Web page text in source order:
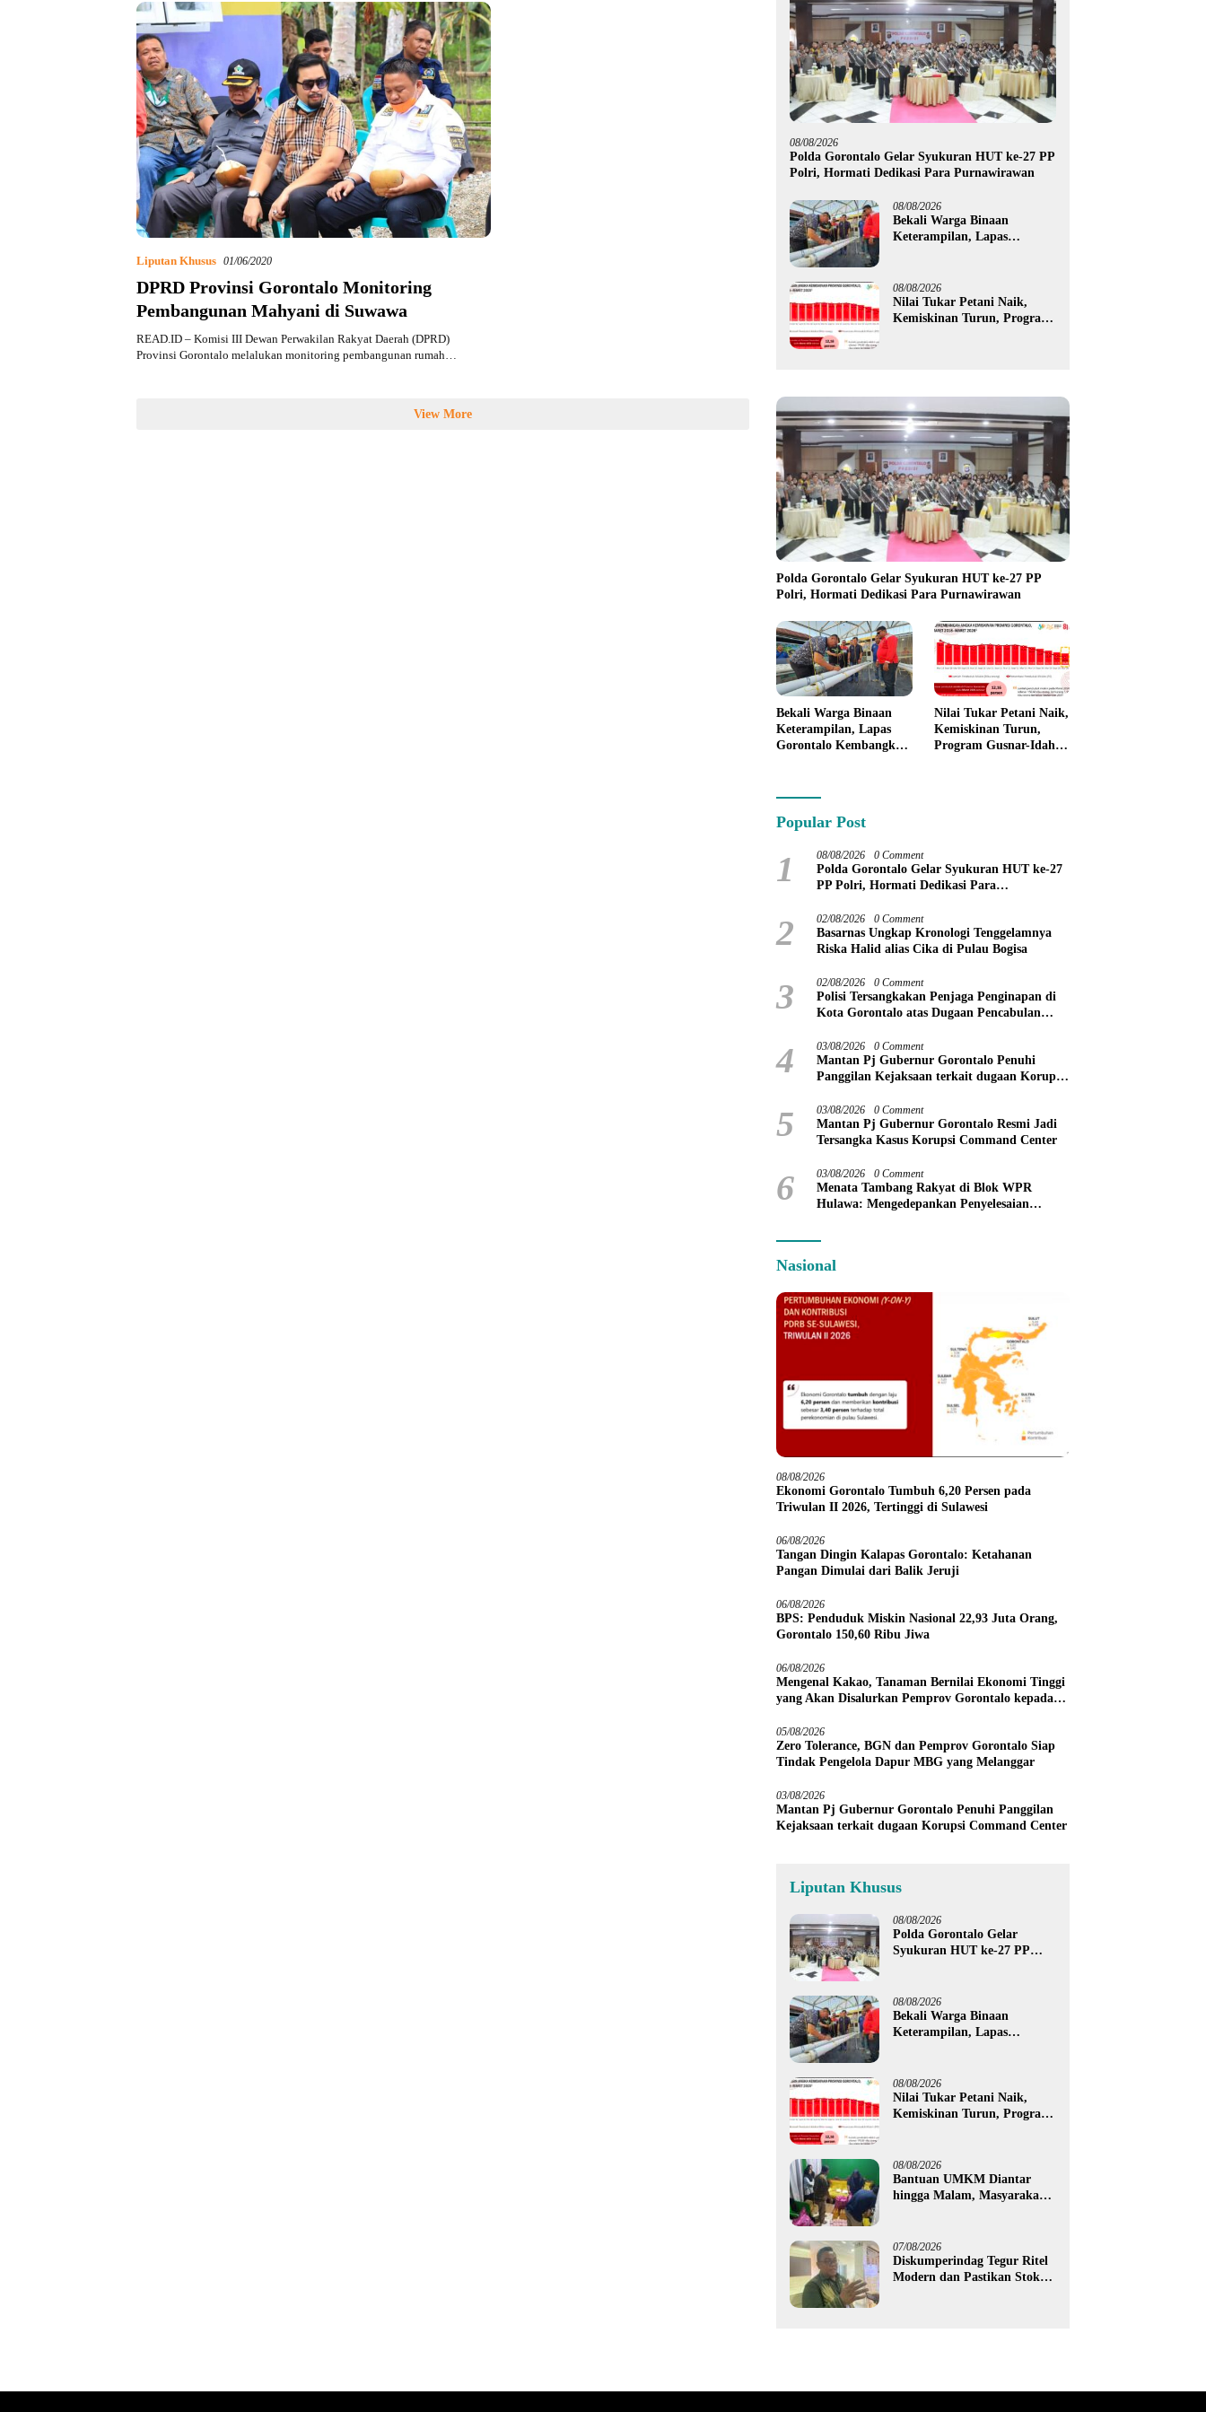
Liputan Khusus 01/06/2020
DPRD Provinsi Gorontalo Monitoring
Pembangunan Mahyani di Suwawa
READ.ID – Komisi III Dewan Perwakilan Rakyat Daerah (DPRD)
Provinsi Gorontalo melalukan monitoring pembangunan rumah…
View More
08/08/2026
Polda Gorontalo Gelar Syukuran HUT ke-27 PP
Polri, Hormati Dedikasi Para Purnawirawan
08/08/2026
Bekali Warga Binaan
Keterampilan, Lapas
08/08/2026
Nilai Tukar Petani Naik,
Kemiskinan Turun, Program
Polda Gorontalo Gelar Syukuran HUT ke-27 PP
Polri, Hormati Dedikasi Para Purnawirawan
Bekali Warga Binaan
Keterampilan, Lapas
Gorontalo Kembangkan
Nilai Tukar Petani Naik,
Kemiskinan Turun,
Program Gusnar-Idah
Popular Post
1 08/08/2026 0 Comment
Polda Gorontalo Gelar Syukuran HUT ke-27
PP Polri, Hormati Dedikasi Para
2 02/08/2026 0 Comment
Basarnas Ungkap Kronologi Tenggelamnya
Riska Halid alias Cika di Pulau Bogisa
3 02/08/2026 0 Comment
Polisi Tersangkakan Penjaga Penginapan di
Kota Gorontalo atas Dugaan Pencabulan
4 03/08/2026 0 Comment
Mantan Pj Gubernur Gorontalo Penuhi
Panggilan Kejaksaan terkait dugaan Korupsi
5 03/08/2026 0 Comment
Mantan Pj Gubernur Gorontalo Resmi Jadi
Tersangka Kasus Korupsi Command Center
6 03/08/2026 0 Comment
Menata Tambang Rakyat di Blok WPR
Hulawa: Mengedepankan Penyelesaian
Nasional
08/08/2026
Ekonomi Gorontalo Tumbuh 6,20 Persen pada
Triwulan II 2026, Tertinggi di Sulawesi
06/08/2026
Tangan Dingin Kalapas Gorontalo: Ketahanan
Pangan Dimulai dari Balik Jeruji
06/08/2026
BPS: Penduduk Miskin Nasional 22,93 Juta Orang,
Gorontalo 150,60 Ribu Jiwa
06/08/2026
Mengenal Kakao, Tanaman Bernilai Ekonomi Tinggi
yang Akan Disalurkan Pemprov Gorontalo kepada
05/08/2026
Zero Tolerance, BGN dan Pemprov Gorontalo Siap
Tindak Pengelola Dapur MBG yang Melanggar
03/08/2026
Mantan Pj Gubernur Gorontalo Penuhi Panggilan
Kejaksaan terkait dugaan Korupsi Command Center
Liputan Khusus
08/08/2026
Polda Gorontalo Gelar
Syukuran HUT ke-27 PP
08/08/2026
Bekali Warga Binaan
Keterampilan, Lapas
08/08/2026
Nilai Tukar Petani Naik,
Kemiskinan Turun, Program
08/08/2026
Bantuan UMKM Diantar
hingga Malam, Masyarakat
07/08/2026
Diskumperindag Tegur Ritel
Modern dan Pastikan Stok